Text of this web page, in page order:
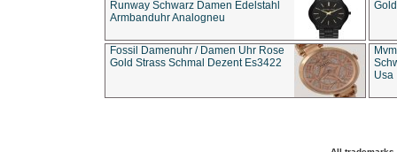
Runway Schwarz Damen Edelstahl
Armbanduhr Analogneu
Fossil Damenuhr / Damen Uhr Rose
Gold Strass Schmal Dezent Es3422
Usa